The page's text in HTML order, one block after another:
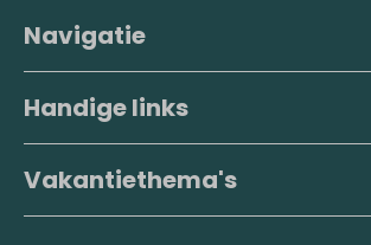
Navigatie
Handige links
Vakantiethema's